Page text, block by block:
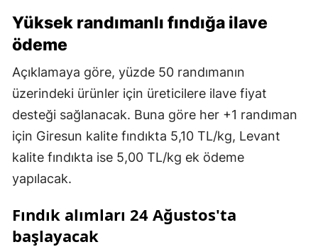
Yüksek randımanlı fındığa ilave
ödeme
Açıklamaya göre, yüzde 50 randımanın
üzerindeki ürünler için üreticilere ilave fiyat
desteği sağlanacak. Buna göre her +1 randıman
için Giresun kalite fındıkta 5,10 TL/kg, Levant
kalite fındıkta ise 5,00 TL/kg ek ödeme
yapılacak.
Fındık alımları 24 Ağustos'ta
başlayacak